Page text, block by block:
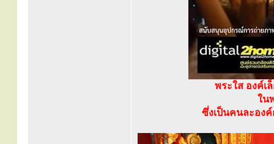
พระใส องค์เ
ใน
ซึ่งเป็นคนละอง